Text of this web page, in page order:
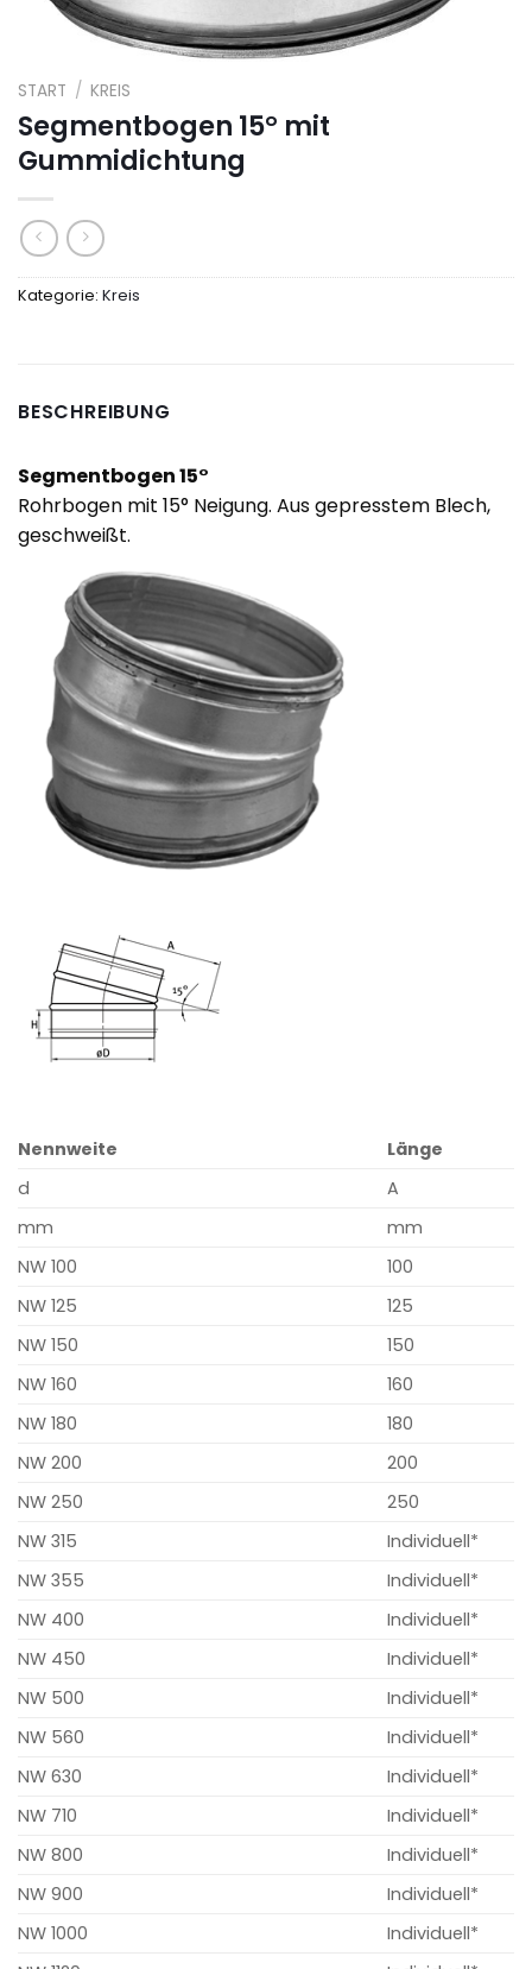
START / KREIS
Segmentbogen 15° mit
Gummidichtung
Kategorie: Kreis
BESCHREIBUNG
Segmentbogen 15°
Rohrbogen mit 15° Neigung. Aus gepresstem Blech,
geschweißt.
Nennweite
Länge
d
A
mm
mm
NW 100
100
NW 125
125
NW 150
150
NW 160
160
NW 180
180
NW 200
200
NW 250
250
NW 315
Individuell*
NW 355
Individuell*
NW 400
Individuell*
NW 450
Individuell*
NW 500
Individuell*
NW 560
Individuell*
NW 630
Individuell*
NW 710
Individuell*
NW 800
Individuell*
NW 900
Individuell*
NW 1000
Individuell*